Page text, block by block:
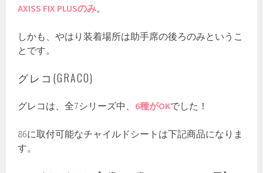
AXISS FIX PLUSのみ。
しかも、やはり装着場所は助手席の後ろのみというこ
とです。
グレコ(GRACO)
グレコは、全7シリーズ中、 6種がOKでした！
86に取付可能なチャイルドシートは下記商品になりま
す。